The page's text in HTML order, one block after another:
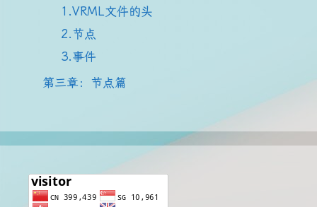
1.VRML文件的头
2.节点
3.事件
第三章：节点篇